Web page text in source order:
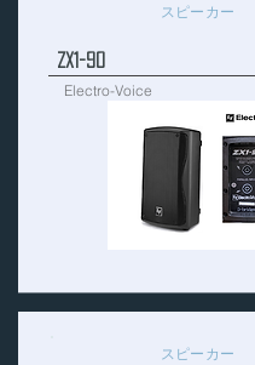
スピーカー
ZX1-90
Electro-Voice
スピーカー